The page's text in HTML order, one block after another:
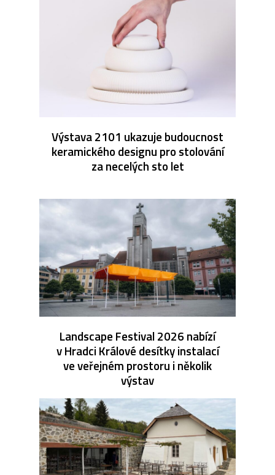
Výstava 2101 ukazuje budoucnost
keramického designu pro stolování
za necelých sto let
Landscape Festival 2026 nabízí
v Hradci Králové desítky instalací
ve veřejném prostoru i několik
výstav